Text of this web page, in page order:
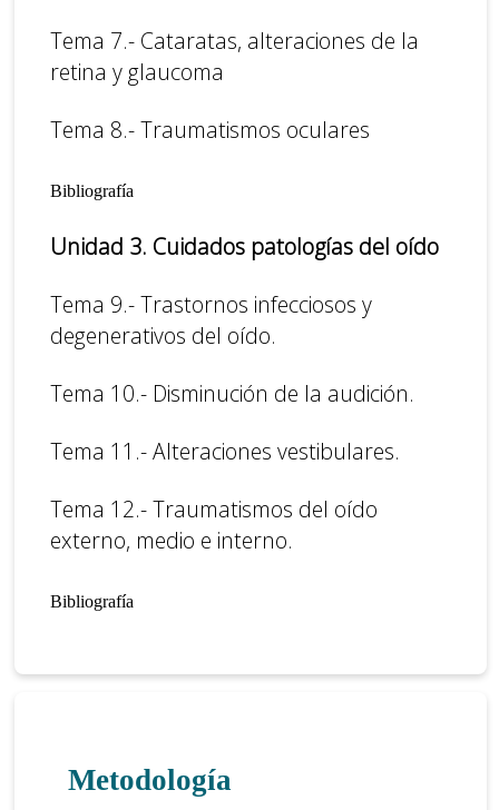
Tema 7.- Cataratas, alteraciones de la
retina y glaucoma
Tema 8.- Traumatismos oculares
Bibliografía
Unidad 3. Cuidados patologías del oído
Tema 9.- Trastornos infecciosos y
degenerativos del oído.
Tema 10.- Disminución de la audición.
Tema 11.- Alteraciones vestibulares.
Tema 12.- Traumatismos del oído
externo, medio e interno.
Bibliografía
Metodología